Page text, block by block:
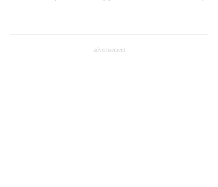
ITエンジニア向け専門サイト
advertisement